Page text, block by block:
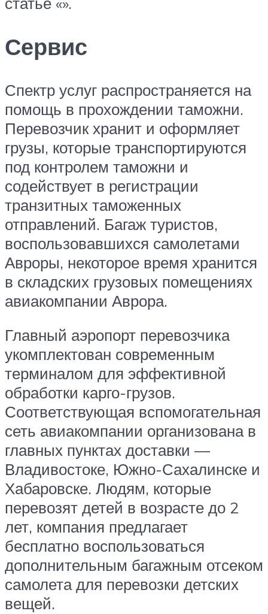
Сервис
Спектр услуг распространяется на
помощь в прохождении таможни.
Перевозчик хранит и оформляет
грузы, которые транспортируются
под контролем таможни и
содействует в регистрации
транзитных таможенных
отправлений. Багаж туристов,
воспользовавшихся самолетами
Авроры, некоторое время хранится
в складских грузовых помещениях
авиакомпании Аврора.
Главный аэропорт перевозчика
укомплектован современным
терминалом для эффективной
обработки карго-грузов.
Соответствующая вспомогательная
сеть авиакомпании организована в
главных пунктах доставки —
Владивостоке, Южно-Сахалинске и
Хабаровске. Людям, которые
перевозят детей в возрасте до 2
лет, компания предлагает
бесплатно воспользоваться
дополнительным багажным отсеком
самолета для перевозки детских
вещей.